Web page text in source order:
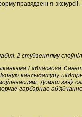
правядзення
2 студзеня яму
і абласнога
кандыдатуру
Домаш зняў
гарбарнае